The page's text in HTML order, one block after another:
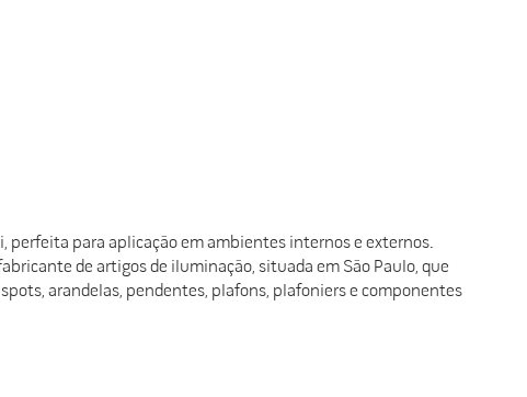
perfeita para aplicação em ambientes internos e externos.
de artigos de iluminação, situada em São Paulo, que
arandelas, pendentes, plafons, plafoniers e componentes